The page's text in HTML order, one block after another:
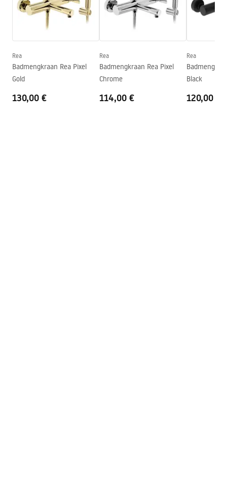
Uitloopbereik
180mm
mm
Aansluitdiameter:
Afstand van
wateraansluitingen
150mm
Model
JS-650103B
Warunki bezpieczeństwa
WARUNKI BEZPIECZENSTWA BATERIE.pdf
Garantievoorwaarden
Warranty_Terms_and_Conditions_Faucets_-_5.pdf
Rea
Badmengkraan Rea Pixel
Gold
130,00 €
Rea
Badmengkraan Rea Pixel
Chrome
114,00 €
Rea
Black
120,00 €